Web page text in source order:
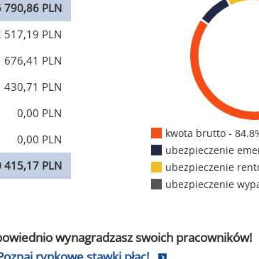
790,86 PLN
517,19 PLN
676,41 PLN
430,71 PLN
0,00 PLN
0,00 PLN
415,17 PLN
kwota brutto -
ubezpieczenie
ubezpieczenie
ubezpieczenie
wynagradzasz swoich pracowników!